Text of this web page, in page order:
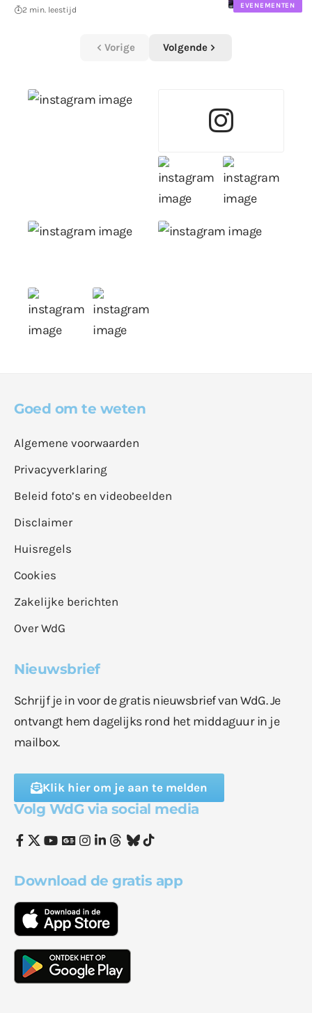
EVENEMENTEN
2 min. leestijd
Vorige Volgende
Goed om te weten
Algemene voorwaarden
Privacyverklaring
Beleid foto’s en videobeelden
Disclaimer
Huisregels
Cookies
Zakelijke berichten
Over WdG
Nieuwsbrief
Schrijf je in voor de gratis nieuwsbrief van WdG. Je
ontvangt hem dagelijks rond het middaguur in je
mailbox.
Klik hier om je aan te melden
Volg WdG via social media
Download de gratis app